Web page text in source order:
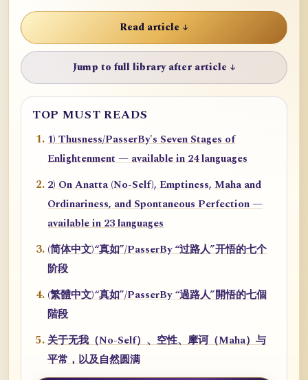
Read article ↓
Jump to full library after article ↓
TOP MUST READS
1) Thusness/PasserBy's Seven Stages of
Enlightenment — available in 24 languages
2) On Anatta (No-Self), Emptiness, Maha and
Ordinariness, and Spontaneous Perfection —
available in 23 languages
(简体中文)“真如”/PasserBy “过路人”开悟的七个
阶段
(繁體中文)“真如”/PasserBy “過路人”開悟的七個
階段
关于无我（No-Self）、空性、摩诃（Maha）与
平常，以及自然圆满